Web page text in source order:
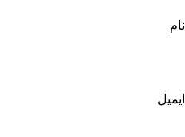
نام
ایمیل